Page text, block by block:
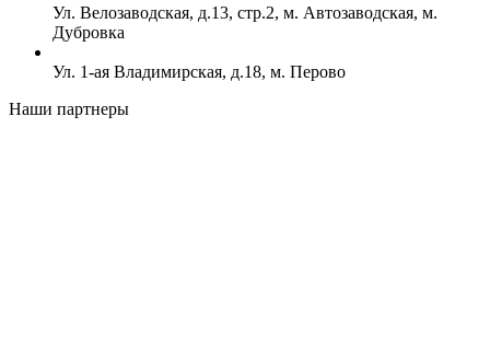
Ул. Велозаводская, д.13, стр.2, м. Автозаводская, м.
Дубровка
Ул. 1-ая Владимирская, д.18, м. Перово
Наши партнеры